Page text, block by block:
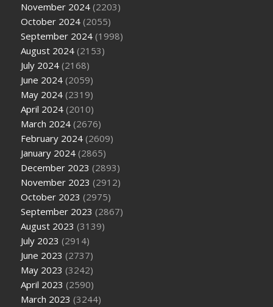
November 2024 (2203)
October 2024 (2055)
September 2024 (1998)
August 2024 (2153)
July 2024 (2168)
June 2024 (2059)
May 2024 (2319)
April 2024 (2010)
March 2024 (2676)
February 2024 (2609)
January 2024 (2865)
December 2023 (2893)
November 2023 (2912)
October 2023 (2975)
September 2023 (2867)
August 2023 (3139)
July 2023 (2914)
June 2023 (2737)
May 2023 (3242)
April 2023 (2590)
March 2023 (3244)